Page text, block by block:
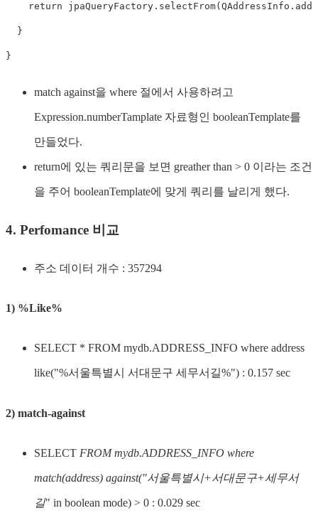
return jpaQueryFactory . selectFrom( QAddressInfo .
}
}
match against을 where 절에서 사용하려고
Expression.numberTamplate 자료형인 booleanTemplate를
만들었다.
return에 있는 쿼리문을 보면 greather than > 0 이라는 조건
을 주어 booleanTemplate에 맞게 쿼리를 날리게 했다.
4. Perfomance 비교
주소 데이터 개수 : 357294
1) %Like%
SELECT * FROM mydb.ADDRESS_INFO where address
like("%서울특별시 서대문구 세무서길%") : 0.157 sec
2) match-against
SELECT FROM mydb.ADDRESS_INFO where
match(address) against("서울특별시+서대문구+세무서
길" in boolean mode) > 0 : 0.029 sec